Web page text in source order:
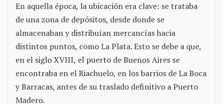
En aquella época, la ubicación era clave: se trataba
de una zona de depósitos, desde donde se
almacenaban y distribuían mercancías hacia
distintos puntos, como La Plata. Esto se debe a que,
en el siglo XVIII, el puerto de Buenos Aires se
encontraba en el Riachuelo, en los barrios de La Boca
y Barracas, antes de su traslado definitivo a Puerto
Madero.